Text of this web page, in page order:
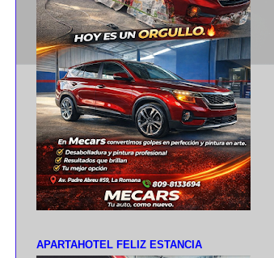
APARTAHOTEL FELIZ ESTANCIA